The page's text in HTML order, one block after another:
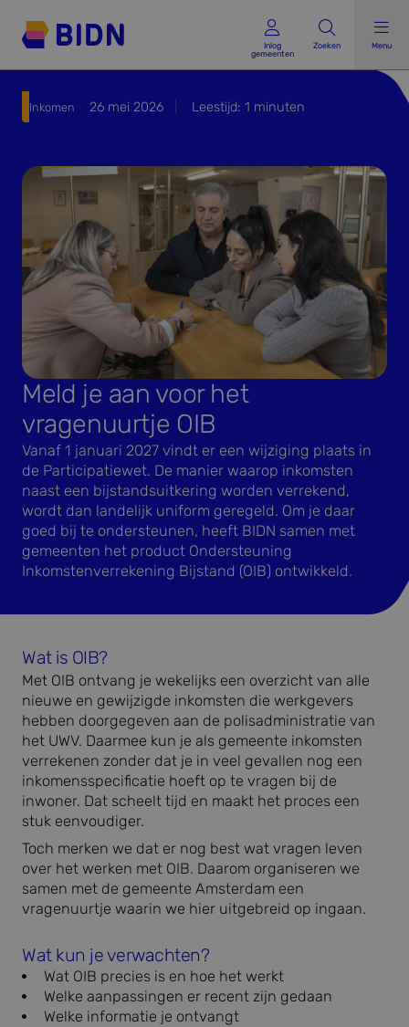
Inlog gemeenten
Inlog
gemeenten
Zoeken Menu
Meld je aan voor het
vragenuurtje OIB
Vanaf 1 januari 2027 vindt er een wijziging plaats in
de Participatiewet. De manier waarop inkomsten
naast een bijstandsuitkering worden verrekend,
wordt dan landelijk uniform geregeld. Om je daar
goed bij te ondersteunen, heeft BIDN samen met
gemeenten het product Ondersteuning
Inkomstenverrekening Bijstand (OIB) ontwikkeld.
Inkomen 26 mei 2026 Leestijd: 1 minuten
Wat is OIB?
Met OIB ontvang je wekelijks een overzicht van alle
nieuwe en gewijzigde inkomsten die werkgevers
hebben doorgegeven aan de polisadministratie van
het UWV. Daarmee kun je als gemeente inkomsten
verrekenen zonder dat je in veel gevallen nog een
inkomensspecificatie hoeft op te vragen bij de
inwoner. Dat scheelt tijd en maakt het proces een
stuk eenvoudiger.
Toch merken we dat er nog best wat vragen leven
over het werken met OIB. Daarom organiseren we
samen met de gemeente Amsterdam een
vragenuurtje waarin we hier uitgebreid op ingaan.
Wat kun je verwachten?
Wat OIB precies is en hoe het werkt
Welke aanpassingen er recent zijn gedaan
Welke informatie je ontvangt